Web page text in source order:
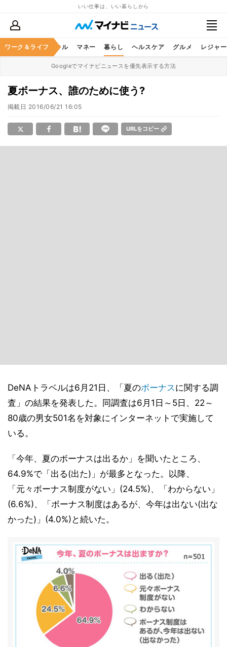
いい仕事は、いい暮らしから
ワーク＆ライフ
ア ビジネススキル マネー 暮らし ヘルスケア グルメ レジャー
Googleでマイナビニュースを優先表示する方法
夏ボーナス、誰のために使う?
掲載日 2016/06/21 16:05
URLをコピー
DeNAトラベルは6月21日、「夏のボーナスに関する調
査」の結果を発表した。同調査は6月1日～5日、22～
80歳の男女501名を対象にインターネットで実施して
いる。
「今年、夏のボーナスは出るか」を聞いたところ、
64.9%で「出る(出た)」が最多となった。以降、
「元々ボーナス制度がない」(24.5%)、「わからない」
(6.6%)、「ボーナス制度はあるが、今年は出ない(出な
かった)」(4.0%)と続いた。